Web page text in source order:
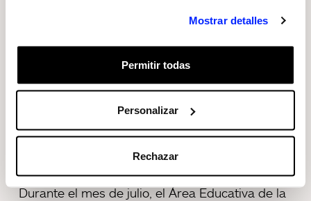
Mostrar detalles
Permitir todas
Personalizar
Rechazar
web visita.fundaciosorigue.com.
educativa de la Fundació Sorigué, orientada a
centros escolares y colectivos en situación de
vulnerabilidad, que se continuará ofreciendo
más allá del calendario académico.
Durante el mes de julio, el Área Educativa de la